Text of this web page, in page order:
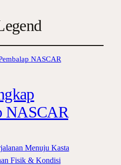
NASCAR
Menuju Kasta
Fisik & Kondisi